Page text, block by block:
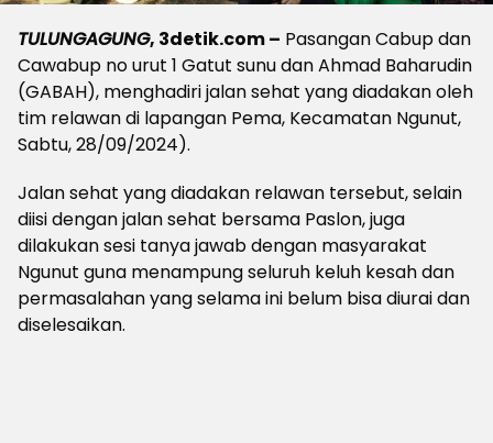
TULUNGAGUNG, 3detik.com – Pasangan Cabup dan
Cawabup no urut 1 Gatut sunu dan Ahmad Baharudin
(GABAH), menghadiri jalan sehat yang diadakan oleh
tim relawan di lapangan Pema, Kecamatan Ngunut,
Sabtu, 28/09/2024).
Jalan sehat yang diadakan relawan tersebut, selain
diisi dengan jalan sehat bersama Paslon, juga
dilakukan sesi tanya jawab dengan masyarakat
Ngunut guna menampung seluruh keluh kesah dan
permasalahan yang selama ini belum bisa diurai dan
diselesaikan.